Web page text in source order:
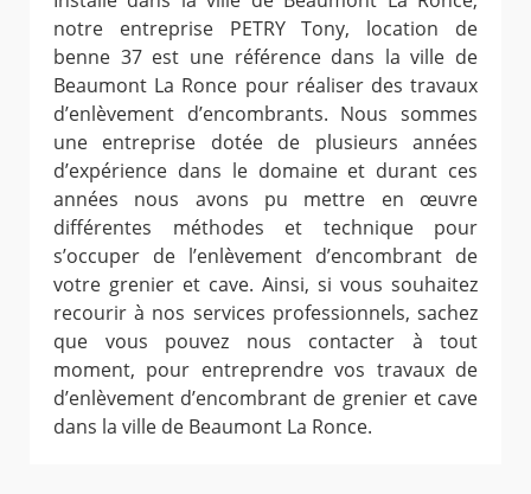
notre entreprise PETRY Tony, location de
benne 37 est une référence dans la ville de
Beaumont La Ronce pour réaliser des travaux
d’enlèvement d’encombrants. Nous sommes
une entreprise dotée de plusieurs années
d’expérience dans le domaine et durant ces
années nous avons pu mettre en œuvre
différentes méthodes et technique pour
s’occuper de l’enlèvement d’encombrant de
votre grenier et cave. Ainsi, si vous souhaitez
recourir à nos services professionnels, sachez
que vous pouvez nous contacter à tout
moment, pour entreprendre vos travaux de
d’enlèvement d’encombrant de grenier et cave
dans la ville de Beaumont La Ronce.